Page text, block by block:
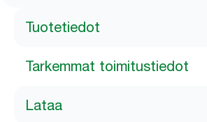
Tuotetiedot
Tarkemmat toimitustiedot
Lataa